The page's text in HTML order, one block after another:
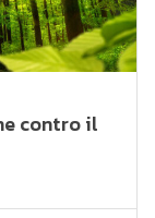
contro il